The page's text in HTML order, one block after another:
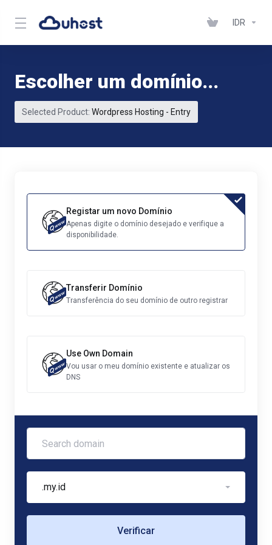
IDR
Escolher um domínio...
Selected Product: Wordpress Hosting - Entry
Registar um novo Domínio
Apenas digite o domínio desejado e verifique a
disponibilidade.
Transferir Domínio
Transferência do seu domínio de outro registrar
Use Own Domain
Vou usar o meu domínio existente e atualizar os
DNS
.my.id
Verificar